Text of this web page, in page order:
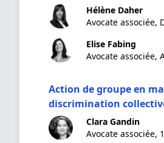
Hélène Daher
Avocate associée,
Elise Fabing
Avocate associée,
Action de groupe en
discrimination
Clara Gandin
Avocate associée,